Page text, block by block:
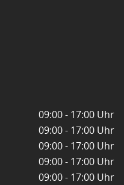
09:00 - 17:00 Uhr
09:00 - 17:00 Uhr
09:00 - 17:00 Uhr
09:00 - 17:00 Uhr
09:00 - 17:00 Uhr